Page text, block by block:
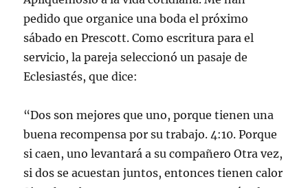
pedido que organice una boda el próximo
sábado en Prescott. Como escritura para el
servicio, la pareja seleccionó un pasaje de
Eclesiastés, que dice:
“Dos son mejores que uno, porque tienen una
buena recompensa por su trabajo. 4:10. Porque
si caen, uno levantará a su compañero Otra vez,
si dos se acuestan juntos, entonces tienen calor